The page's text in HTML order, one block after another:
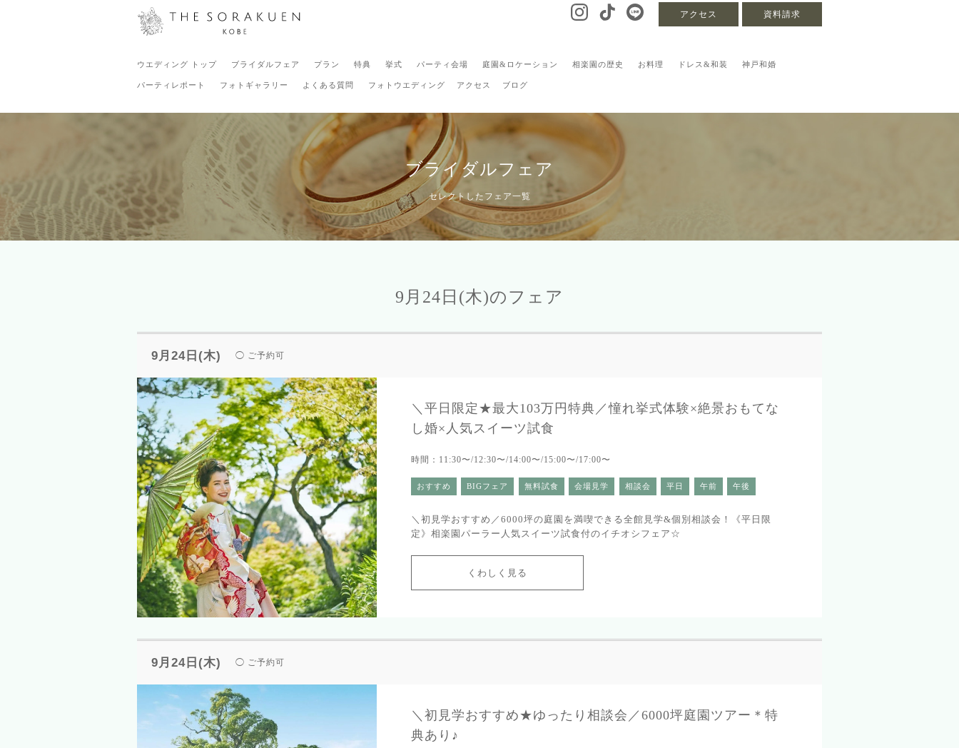
資料請求
アクセス
ウエディング トップ ブライダルフェア プラン 特典 挙式 パーティ会場 庭園&ロケーション 相楽園の歴史 お料理 ドレス&和装 神戸和婚
パーティレポート フォトギャラリー よくある質問 フォトウエディング アクセス ブログ
ブライダルフェア
セレクトしたフェア一覧
9月24日(木)のフェア
9月24日(木) ◯ ご予約可
＼平日限定★最大103万円特典／憧れ挙式体験×絶景おもてな
し婚×人気スイーツ試食
時間：11:30〜/12:30〜/14:00〜/15:00〜/17:00〜
おすすめ BIGフェア 無料試食 会場見学 相談会 平日 午前 午後
＼初見学おすすめ／6000坪の庭園を満喫できる全館見学&個別相談会！《平日限
定》相楽園パーラー人気スイーツ試食付のイチオシフェア☆
くわしく見る
9月24日(木) ◯ ご予約可
＼初見学おすすめ★ゆったり相談会／6000坪庭園ツアー＊特
典あり♪